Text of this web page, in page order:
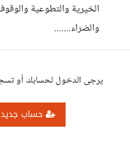
الخيرية والتطوعية
والضراء.......
يرجى الدخول لحسابك أو
حساب جديد